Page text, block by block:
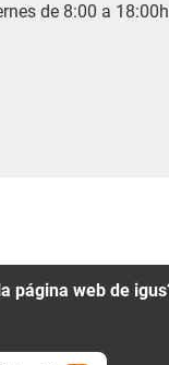
de 8:00 a 18:00h
página web de